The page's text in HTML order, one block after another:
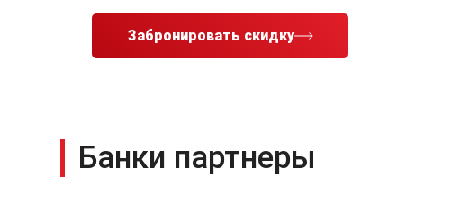
Забронировать скидку
Банки партнеры